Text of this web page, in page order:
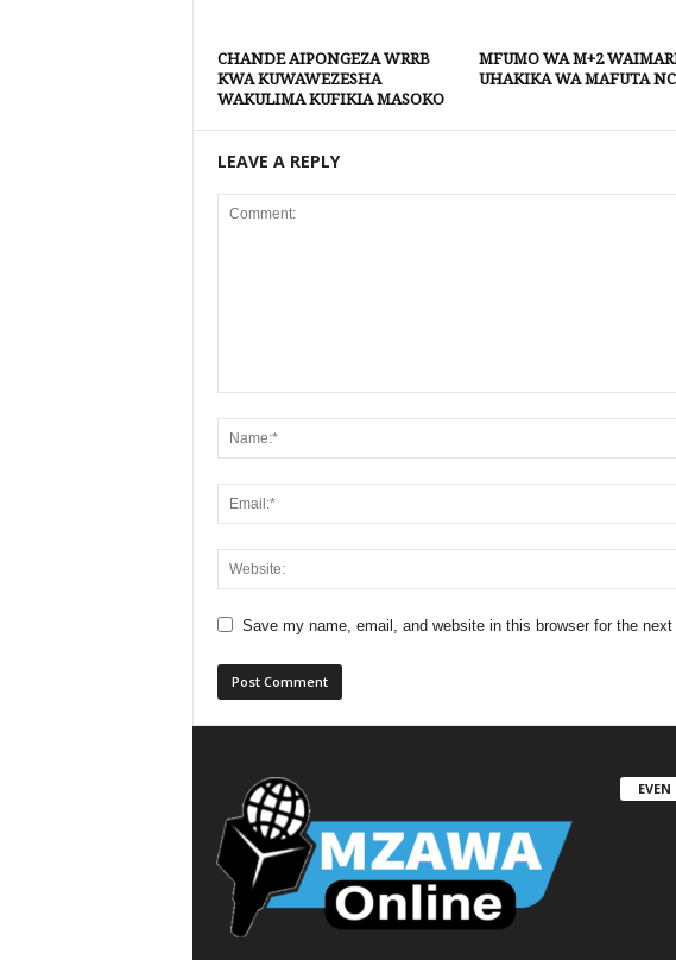
CHANDE AIPONGEZA WRRB
KWA KUWAWEZESHA
WAKULIMA KUFIKIA MASOKO
MFUMO WA M+2
UHAKIKA WA MAFUTA
LEAVE A REPLY
Save my name, email, and website in this browser for the next